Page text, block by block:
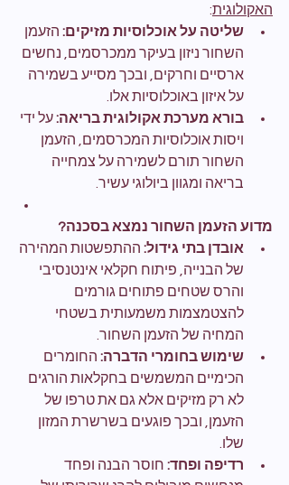
האקולוגית:
שליטה על אוכלוסיות מזיקים: הזעמן
השחור ניזון בעיקר ממכרסמים, נחשים
ארסיים וחרקים, ובכך מסייע בשמירה
על איזון באוכלוסיות אלו.
בורא מערכת אקולוגית בריאה: על ידי
ויסות אוכלוסיות המכרסמים, הזעמן
השחור תורם לשמירה על צמחייה
בריאה ומגוון ביולוגי עשיר.
מדוע הזעמן השחור נמצא בסכנה?
אובדן בתי גידול: ההתפשטות המהירה
של הבנייה, פיתוח חקלאי אינטנסיבי
והרס שטחים פתוחים גורמים
להצטמצמות משמעותית בשטחי
המחיה של הזעמן השחור.
שימוש בחומרי הדברה: החומרים
הכימיים המשמשים בחקלאות הורגים
לא רק מזיקים אלא גם את טרפו של
הזעמן, ובכך פוגעים בשרשרת המזון
שלו.
רדיפה ופחד: חוסר הבנה ופחד